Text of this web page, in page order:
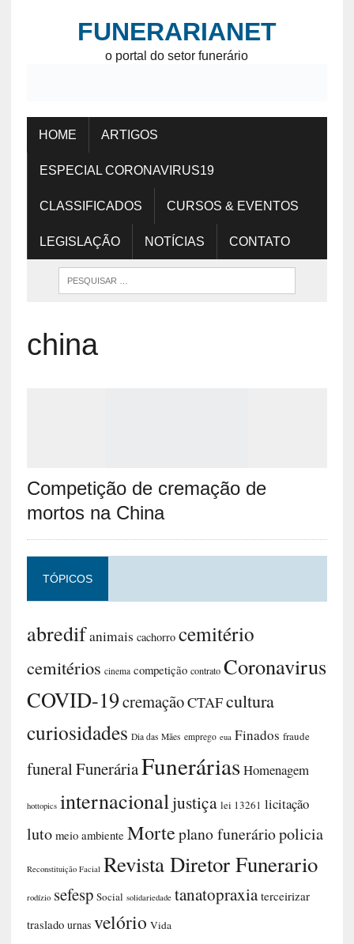
FUNERARIANET
o portal do setor funerário
HOME ARTIGOS
ESPECIAL CORONAVIRUS19
CLASSIFICADOS CURSOS & EVENTOS
LEGISLAÇÃO NOTÍCIAS CONTATO
china
Competição de cremação de
mortos na China
TÓPICOS
abredifanimais cachorro cemitério
cemitérios cinema competição contrato Coronavirus
COVID-19cremaçãoCTAFcultura
curiosidades Dia das Mães emprego eua Finados fraude
funeralFuneráriaFuneráriasHomenagem
hottopics internacionaljustiça lei 13261 licitação
luto meio ambiente Morteplano funeráriopolicia
Reconstituição Facial Revista Diretor Funerario
rodízio sefesp Social solidariedade tanatopraxia terceirizar
traslado urnas velório Vida